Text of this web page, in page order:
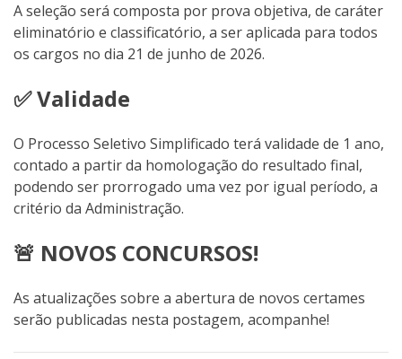
A seleção será composta por prova objetiva, de caráter
eliminatório e classificatório, a ser aplicada para todos
os cargos no dia 21 de junho de 2026.
✅ Validade
O Processo Seletivo Simplificado terá validade de 1 ano,
contado a partir da homologação do resultado final,
podendo ser prorrogado uma vez por igual período, a
critério da Administração.
🚨 NOVOS CONCURSOS!
As atualizações sobre a abertura de novos certames
serão publicadas nesta postagem, acompanhe!